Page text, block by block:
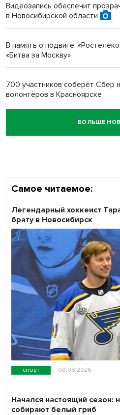
Новосибирский
Обновлённое отделение ВТБ
Видеозапись обеспечит
в Новосибирской области
В память о подвиге:
«Битва за Москву»
700 участников соберёт Сбер
волонтёров в Красноярске
Честный выбор:
объективность результатов
БОЛЬШЕ
Самое читаемое:
спорт 08.08.2026
Легендарный хоккеист
брату в Новосибирск
Начался настоящий сезон:
собирают белый гриб